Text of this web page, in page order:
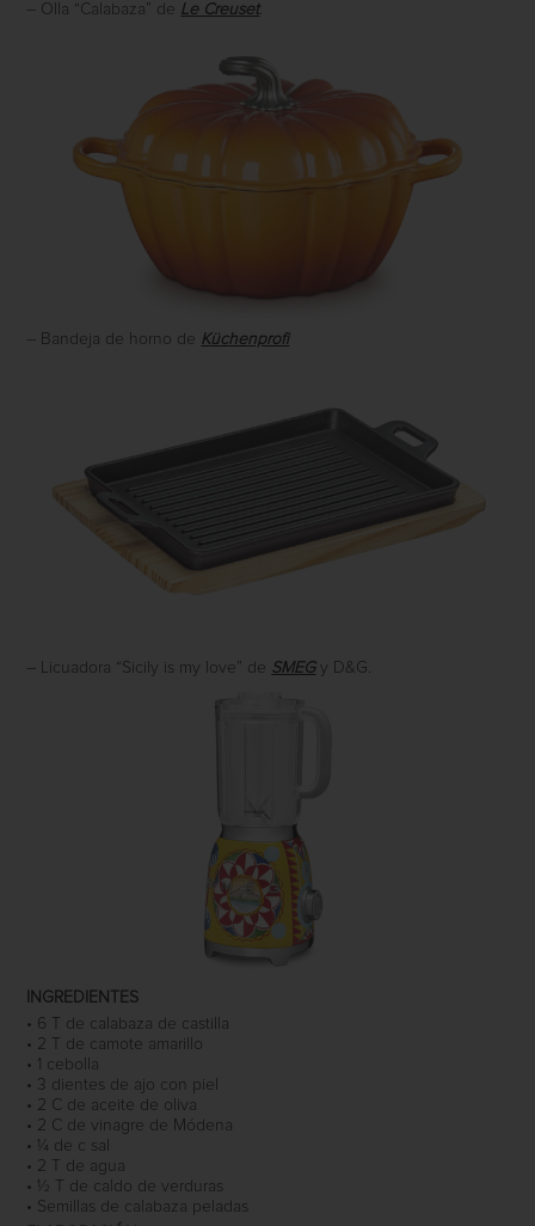
– Olla “Calabaza” de Le Creuset.
– Bandeja de horno de Küchenprofi
– Licuadora “Sicily is my love” de SMEGy D&G.
INGREDIENTES
• 6 T de calabaza de castilla
• 2 T de camote amarillo
• 1 cebolla
• 3 dientes de ajo con piel
• 2 C de aceite de oliva
• 2 C de vinagre de Módena
• ¼ de c sal
• 2 T de agua
• ½ T de caldo de verduras
• Semillas de calabaza peladas